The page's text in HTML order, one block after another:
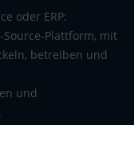
oder ERP:
Plattform, mit
betreiben und
und